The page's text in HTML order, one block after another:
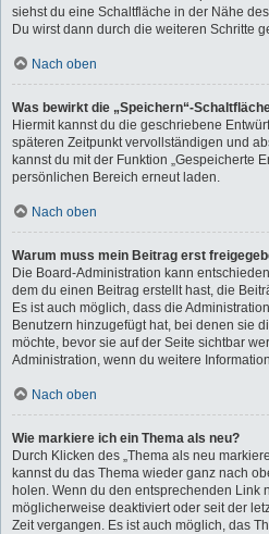
siehst du eine Schaltfläche in der Nähe
Du wirst dann durch die weiteren Schritte
Nach oben
Was bewirkt die „Speichern“-
Hiermit kannst du die geschriebene
späteren Zeitpunkt vervollständigen und
kannst du mit der Funktion „Gespeicherte
persönlichen Bereich erneut laden.
Nach oben
Warum muss mein Beitrag erst
Die Board-Administration kann
dem du einen Beitrag erstellt hast, die
Es ist auch möglich, dass die
Benutzern hinzugefügt hat, bei denen sie
möchte, bevor sie auf der Seite sichtbar
Administration, wenn du weitere
Nach oben
Wie markiere ich ein Thema als neu?
Durch Klicken des „Thema als neu
kannst du das Thema wieder ganz nach
holen. Wenn du den entsprechenden Link
möglicherweise deaktiviert oder seit der
Zeit vergangen. Es ist auch möglich, das